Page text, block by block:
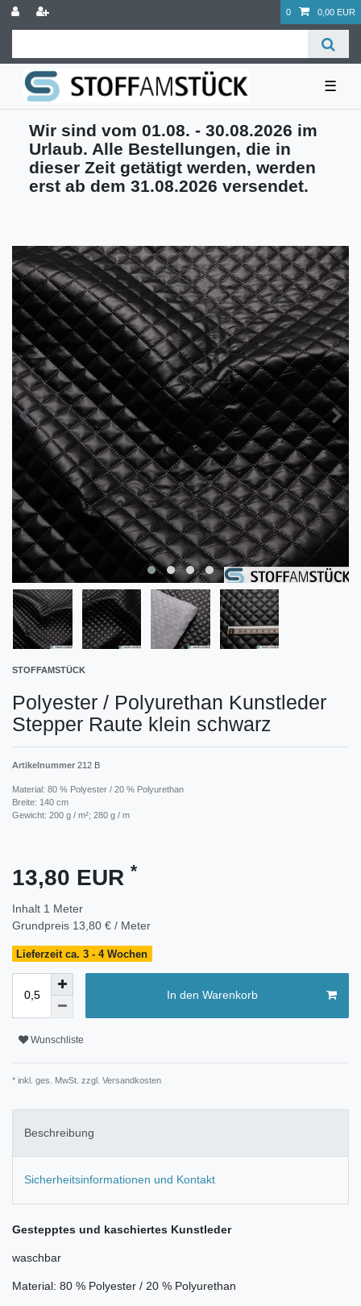
0 0,00 EUR
☰
Wir sind vom 01.08. - 30.08.2026 im
Urlaub. Alle Bestellungen, die in
dieser Zeit getätigt werden, werden
erst ab dem 31.08.2026 versendet.
STOFFAMSTÜCK
Polyester / Polyurethan Kunstleder
Stepper Raute klein schwarz
Artikelnummer 212 B
Material: 80 % Polyester / 20 % Polyurethan
Breite: 140 cm
Gewicht: 200 g / m²; 280 g / m
13,80 EUR *
Inhalt 1 Meter
Grundpreis 13,80 € / Meter
Lieferzeit ca. 3 - 4 Wochen
In den Warenkorb
Wunschliste
* inkl. ges. MwSt. zzgl. Versandkosten
Beschreibung
Sicherheitsinformationen und Kontakt
Gestepptes und kaschiertes Kunstleder
waschbar
Material: 80 % Polyester / 20 % Polyurethan